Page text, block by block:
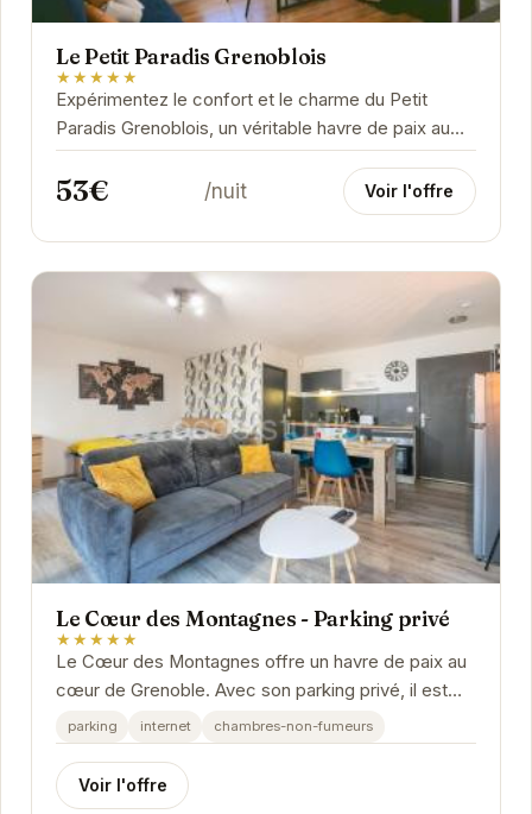
Le Petit Paradis Grenoblois
★★★★★
Expérimentez le confort et le charme du Petit
Paradis Grenoblois, un véritable havre de paix au
cœur de Grenoble. Idéalement situé, cet...
53€ /nuit Voir l'offre
Le Cœur des Montagnes - Parking privé
★★★★★
Le Cœur des Montagnes offre un havre de paix au
cœur de Grenoble. Avec son parking privé, il est
idéalement situé pour explorer la ville et ses...
parking internet chambres-non-fumeurs
Voir l'offre